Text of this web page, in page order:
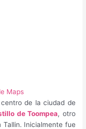
Maps
de la ciudad de
de Toompea, otro
Inicialmente fue